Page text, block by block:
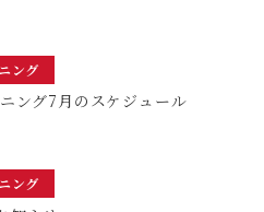
ング
ング7月のスケジュール
ング